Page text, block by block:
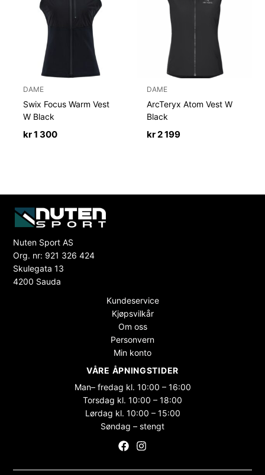
DAME
Swix Focus Warm Vest
W Black
kr1 300
DAME
ArcTeryx Atom Vest W
Black
kr 2 199
Nuten Sport AS
Org. nr: 921 326 424
Skulegata 13
4200 Sauda
Kundeservice
Kjøpsvilkår
Om oss
Personvern
Min konto
VÅRE ÅPNINGSTIDER
Man– fredag kl. 10:00 – 16:00
Torsdag kl. 10:00 – 18:00
Lørdag kl. 10:00 – 15:00
Søndag – stengt